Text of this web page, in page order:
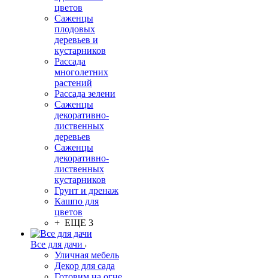
цветов
Саженцы
плодовых
деревьев и
кустарников
Рассада
многолетних
растений
Рассада зелени
Саженцы
декоративно-
лиственных
деревьев
Саженцы
декоративно-
лиственных
кустарников
Грунт и дренаж
Кашпо для
цветов
+ ЕЩЕ 3
Все для дачи
Уличная мебель
Декор для сада